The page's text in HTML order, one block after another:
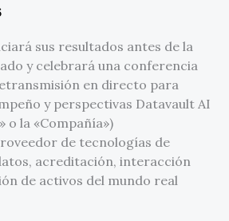
sus resultados antes de la
y celebrará una conferencia
en directo para
y perspectivas Datavault AI
o la «Compañía»)
de tecnologías de
acreditación, interacción
de activos del mundo real